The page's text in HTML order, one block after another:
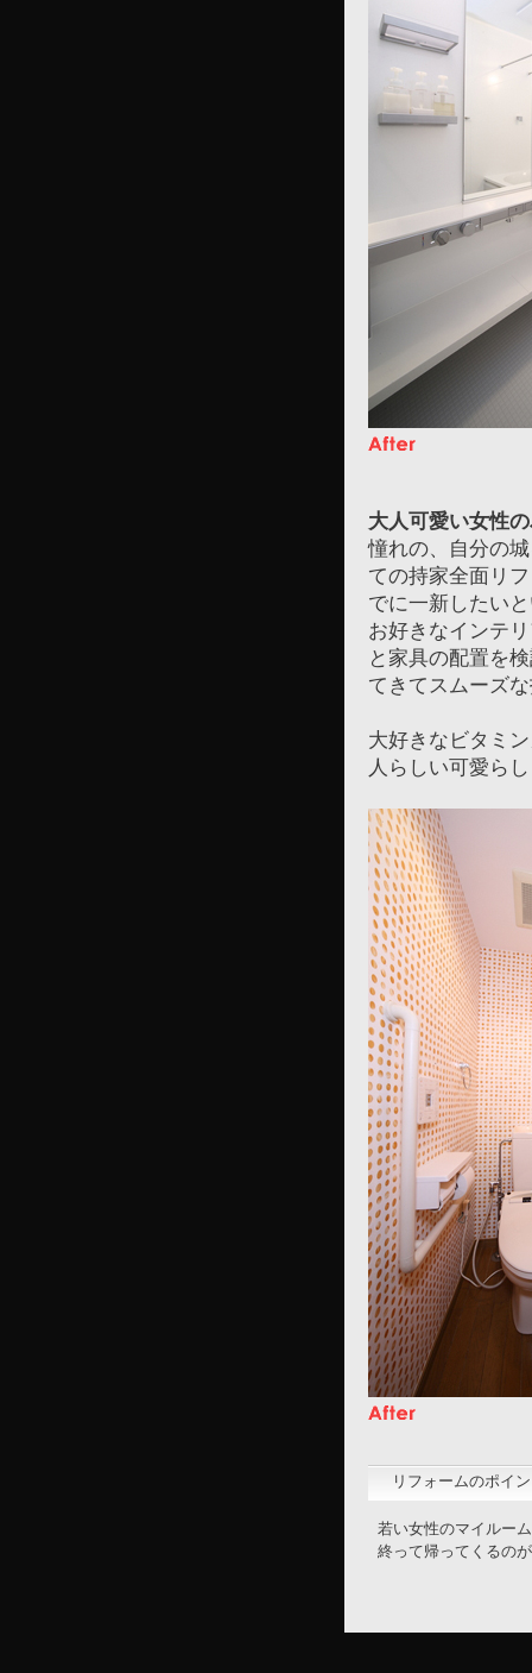
大人可愛い女性
憧れの、自分の
ての持家全面リ
でに一新したい
お好きなインテ
と家具の配置を
てきてスムーズ
大好きなビタミ
人らしい可愛ら
リフォームのポイ
若い女性のマイルー
終って帰ってくるの